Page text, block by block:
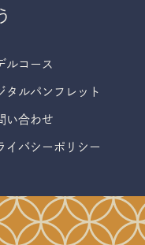
ルコース
タルパンフレット
い合わせ
イバシーポリシー